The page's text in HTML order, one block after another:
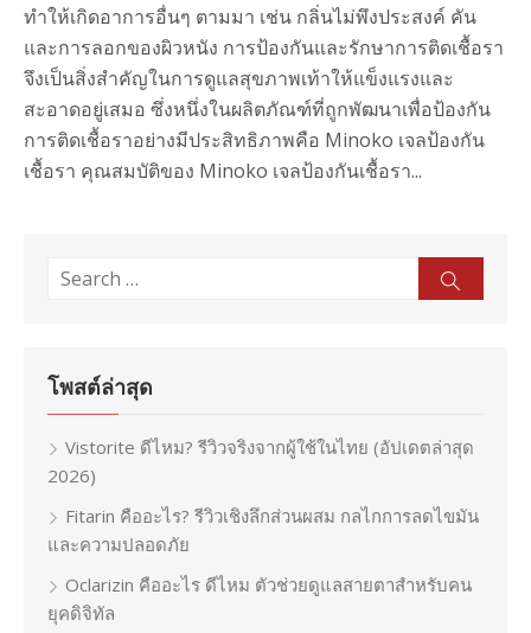
ทำให้เกิดอาการอื่นๆ ตามมา เช่น กลิ่นไม่พึงประสงค์ คัน
และการลอกของผิวหนัง การป้องกันและรักษาการติดเชื้อรา
จึงเป็นสิ่งสำคัญในการดูแลสุขภาพเท้าให้แข็งแรงและ
สะอาดอยู่เสมอ ซึ่งหนึ่งในผลิตภัณฑ์ที่ถูกพัฒนาเพื่อป้องกัน
การติดเชื้อราอย่างมีประสิทธิภาพคือ Minoko เจลป้องกัน
เชื้อรา คุณสมบัติของ Minoko เจลป้องกันเชื้อรา...
Search
โพสต์ล่าสุด
Vistorite ดีไหม? รีวิวจริงจากผู้ใช้ในไทย (อัปเดตล่าสุด
2026)
Fitarin คืออะไร? รีวิวเชิงลึกส่วนผสม กลไกการลดไขมัน
และความปลอดภัย
Oclarizin คืออะไร ดีไหม ตัวช่วยดูแลสายตาสำหรับคน
ยุคดิจิทัล